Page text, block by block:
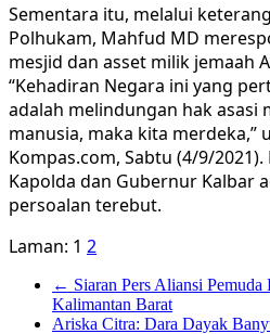
Sementara itu, melalui
Polhukam, Mahfud MD
mesjid dan asset milik jemaah
“Kehadiran Negara ini yang
adalah melindungan hak asasi
manusia, maka kita merdeka,”
Kompas.com, Sabtu (4/9/
Kapolda dan Gubernur Kalbar
persoalan terebut.
Laman: 1 2
← Siaran Pers Aliansi
Kalimantan Barat
Ariska Citra: Dara Dayak